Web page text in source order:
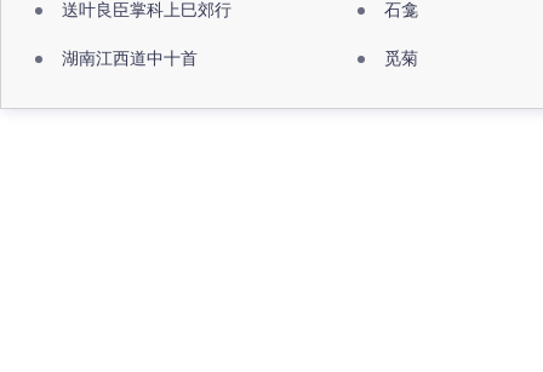
送叶良臣掌科上巳郊行 石龛
湖南江西道中十首 觅菊